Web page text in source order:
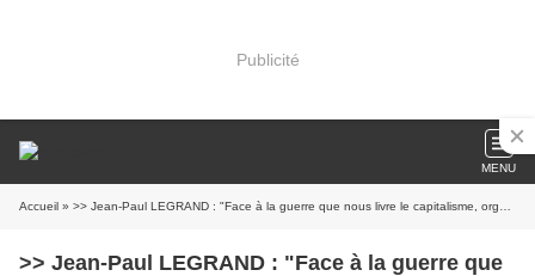
Publicité
MENU
Accueil » >> Jean-Paul LEGRAND : "Face à la guerre que nous livre le capitalisme, organisons une riposte démocratique de masse !"
>> Jean-Paul LEGRAND : "Face à la guerre que